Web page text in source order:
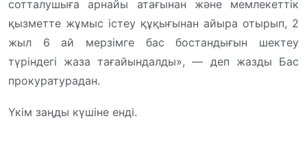
сотталушыға арнайы атағынан және мемлекеттік
қызметте жұмыс істеу құқығынан айыра отырып, 2
жыл 6 ай мерзімге бас бостандығын шектеу
түріндегі жаза тағайындалды», — деп жазды Бас
прокуратурадан.
Үкім заңды күшіне енді.